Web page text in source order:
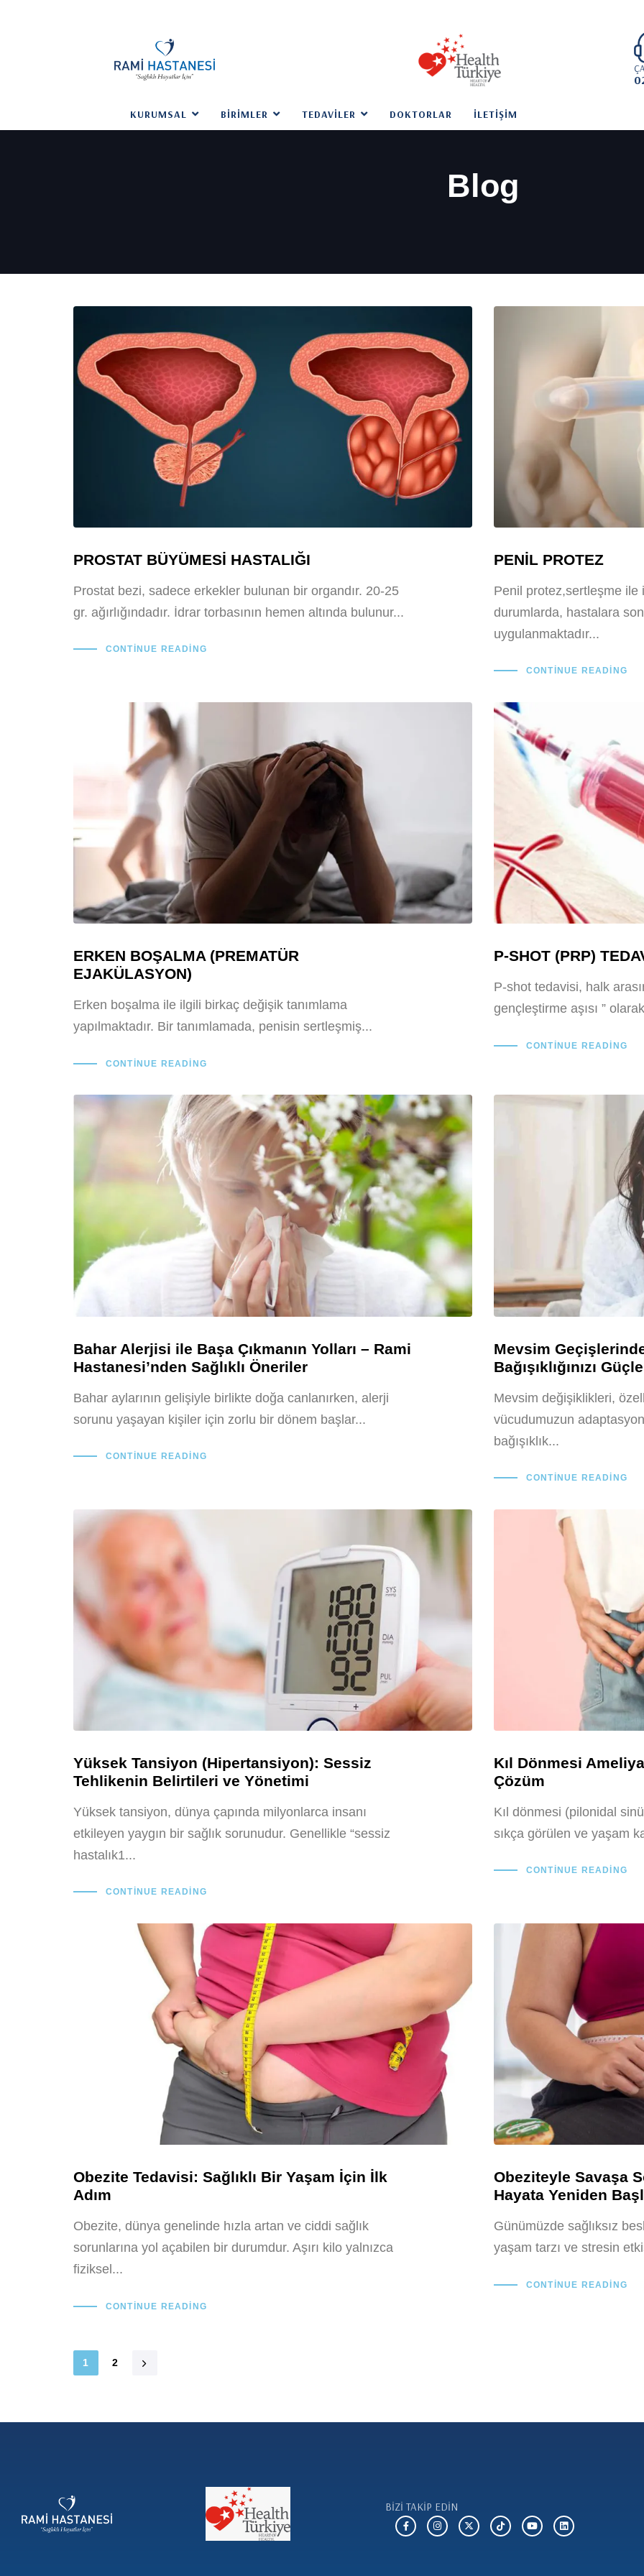
KURUMSAL BIRIMLER TEDAVILER DOKTORLAR İLETIŞIM
Blog
PROSTAT BÜYÜMESİ HASTALIĞI
Prostat bezi, sadece erkekler bulunan bir organdır. 20-25
gr. ağırlığındadır. İdrar torbasının hemen altında bulunur...
CONTINUE READING
PENİL PROTEZ
Penil protez,sertleşme ile
durumlarda, hastalara
uygulanmaktadır...
CONTINUE READING
ERKEN BOŞALMA (PREMATÜR
EJAKÜLASYON)
Erken boşalma ile ilgili birkaç değişik tanımlama
yapılmaktadır. Bir tanımlamada, penisin sertleşmiş...
CONTINUE READING
P-SHOT (PRP)
P-shot tedavisi, halk
gençleştirme aşısı ”
CONTINUE READING
Bahar Alerjisi ile Başa Çıkmanın Yolları – Rami
Hastanesi’nden Sağlıklı Öneriler
Bahar aylarının gelişiyle birlikte doğa canlanırken, alerji
sorunu yaşayan kişiler için zorlu bir dönem başlar...
CONTINUE READING
Mevsim
Bağışıklığınızı
Mevsim değişiklikleri,
vücudumuzun
bağışıklık...
CONTINUE READING
Yüksek Tansiyon (Hipertansiyon): Sessiz
Tehlikenin Belirtileri ve Yönetimi
Yüksek tansiyon, dünya çapında milyonlarca insanı
etkileyen yaygın bir sağlık sorunudur. Genellikle “sessiz
hastalık1...
CONTINUE READING
Kıl Dönmesi
Çözüm
Kıl dönmesi (pilonidal
sıkça görülen ve yaşam
CONTINUE READING
Obezite Tedavisi: Sağlıklı Bir Yaşam İçin İlk
Adım
Obezite, dünya genelinde hızla artan ve ciddi sağlık
sorunlarına yol açabilen bir durumdur. Aşırı kilo yalnızca
fiziksel...
CONTINUE READING
Obeziteyle Savaşa
Hayata Yeniden
Günümüzde sağlıksız
yaşam tarzı ve stresin
CONTINUE READING
1 2
BİZİ TAKİP EDİN